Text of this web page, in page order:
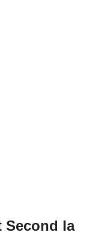
Second la